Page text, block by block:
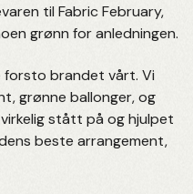
til Fabric February,
grønn for anledningen.
forsto brandet vårt. Vi
grønne ballonger, og
stått på og hjulpet
beste arrangement,